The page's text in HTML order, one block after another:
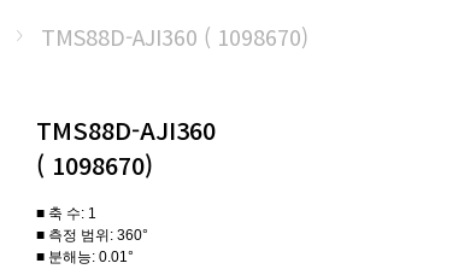
TMS88D-AJI360 ( 1098670)
TMS88D-AJI360
( 1098670)
■ 축 수: 1
■ 측정 범위: 360°
■ 분해능: 0.01°